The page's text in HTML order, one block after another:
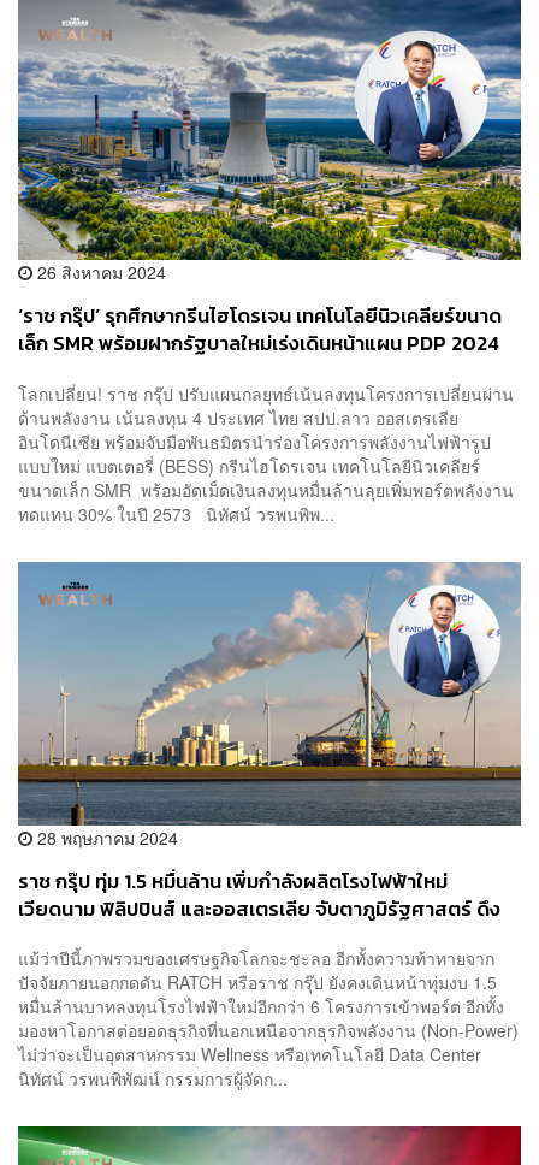
26 สิงหาคม 2024
‘ราช กรุ๊ป’ รุกศึกษากรีนไฮโดรเจน เทคโนโลยีนิวเคลียร์ขนาด
เล็ก SMR พร้อมฝากรัฐบาลใหม่เร่งเดินหน้าแผน PDP 2024
โลกเปลี่ยน! ราช กรุ๊ป ปรับแผนกลยุทธ์เน้นลงทุนโครงการเปลี่ยนผ่าน
ด้านพลังงาน เน้นลงทุน 4 ประเทศ ไทย สปป.ลาว ออสเตรเลีย
อินโดนีเซีย พร้อมจับมือพันธมิตรนำร่องโครงการพลังงานไฟฟ้ารูป
แบบใหม่ แบตเตอรี่ (BESS) กรีนไฮโดรเจน เทคโนโลยีนิวเคลียร์
ขนาดเล็ก SMR พร้อมอัดเม็ดเงินลงทุนหมื่นล้านลุยเพิ่มพอร์ตพลังงาน
ทดแทน 30% ในปี 2573 นิทัศน์ วรพนพิพ...
28 พฤษภาคม 2024
ราช กรุ๊ป ทุ่ม 1.5 หมื่นล้าน เพิ่มกำลังผลิตโรงไฟฟ้าใหม่
เวียดนาม ฟิลิปปินส์ และออสเตรเลีย จับตาภูมิรัฐศาสตร์ ดึง
แม้ว่าปีนี้ภาพรวมของเศรษฐกิจโลกจะชะลอ อีกทั้งความท้าทายจาก
ปัจจัยภายนอกกดดัน RATCH หรือราช กรุ๊ป ยังคงเดินหน้าทุ่มงบ 1.5
หมื่นล้านบาทลงทุนโรงไฟฟ้าใหม่อีกกว่า 6 โครงการเข้าพอร์ต อีกทั้ง
มองหาโอกาสต่อยอดธุรกิจที่นอกเหนือจากธุรกิจพลังงาน (Non-Power)
ไม่ว่าจะเป็นอุตสาหกรรม Wellness หรือเทคโนโลยี Data Center
นิทัศน์ วรพนพิพัฒน์ กรรมการผู้จัดก...